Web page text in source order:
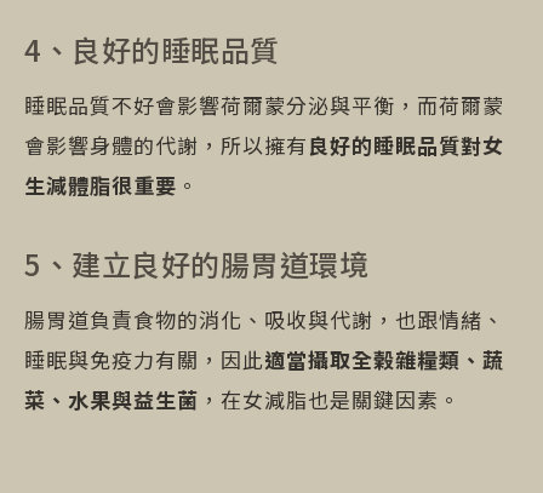
4、良好的睡眠品質
睡眠品質不好會影響荷爾蒙分泌與平衡，而荷爾蒙
會影響身體的代謝，所以擁有良好的睡眠品質對女
生減體脂很重要 。
5、建立良好的腸胃道環境
腸胃道負責食物的消化、吸收與代謝，也跟情緒、
睡眠與免疫力有關，因此適當攝取全榖雜糧類、蔬
菜、水果與益生菌 ，在女減脂也是關鍵因素。